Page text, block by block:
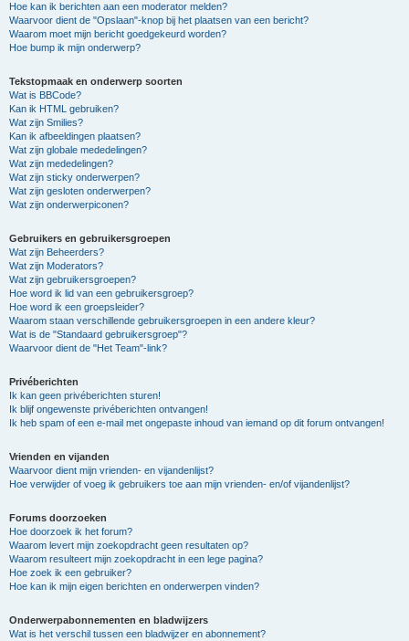
Hoe kan ik berichten aan een moderator melden?
Waarvoor dient de "Opslaan"-knop bij het plaatsen van een bericht?
Waarom moet mijn bericht goedgekeurd worden?
Hoe bump ik mijn onderwerp?
Tekstopmaak en onderwerp soorten
Wat is BBCode?
Kan ik HTML gebruiken?
Wat zijn Smilies?
Kan ik afbeeldingen plaatsen?
Wat zijn globale mededelingen?
Wat zijn mededelingen?
Wat zijn sticky onderwerpen?
Wat zijn gesloten onderwerpen?
Wat zijn onderwerpiconen?
Gebruikers en gebruikersgroepen
Wat zijn Beheerders?
Wat zijn Moderators?
Wat zijn gebruikersgroepen?
Hoe word ik lid van een gebruikersgroep?
Hoe word ik een groepsleider?
Waarom staan verschillende gebruikersgroepen in een andere kleur?
Wat is de "Standaard gebruikersgroep"?
Waarvoor dient de "Het Team"-link?
Privéberichten
Ik kan geen privéberichten sturen!
Ik blijf ongewenste privéberichten ontvangen!
Ik heb spam of een e-mail met ongepaste inhoud van iemand op dit forum ontvangen!
Vrienden en vijanden
Waarvoor dient mijn vrienden- en vijandenlijst?
Hoe verwijder of voeg ik gebruikers toe aan mijn vrienden- en/of vijandenlijst?
Forums doorzoeken
Hoe doorzoek ik het forum?
Waarom levert mijn zoekopdracht geen resultaten op?
Waarom resulteert mijn zoekopdracht in een lege pagina?
Hoe zoek ik een gebruiker?
Hoe kan ik mijn eigen berichten en onderwerpen vinden?
Onderwerpabonnementen en bladwijzers
Wat is het verschil tussen een bladwijzer en abonnement?